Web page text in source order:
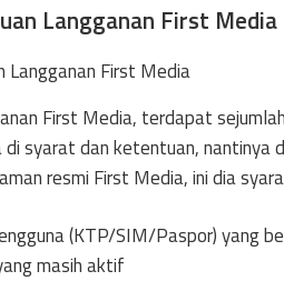
Langganan First Media
First Media, terdapat sejumlah
di syarat dan ketentuan, nantinya
resmi First Media, ini dia
(KTP/SIM/Paspor) yang
masih aktif